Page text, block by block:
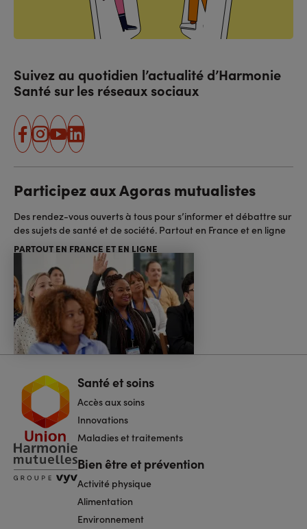
Suivez au quotidien l’actualité d’Harmonie
Santé sur les réseaux sociaux
facebook
instagram
youtube
linkedin
Participez aux Agoras mutualistes
Des rendez-vous ouverts à tous pour s’informer et débattre sur
des sujets de santé et de société. Partout en France et en ligne
PARTOUT EN FRANCE ET EN LIGNE
Navigation
de
page
Santé et soins
Accès aux soins
Innovations
Maladies et traitements
Bien être et prévention
Activité physique
Alimentation
Environnement